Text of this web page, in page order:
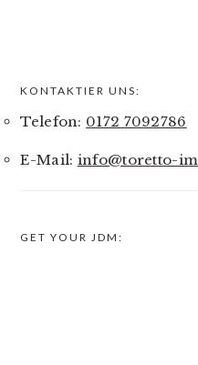
PRIMARY
SIDEBAR
KONTAKTIER UNS:
Telefon: 0172 7092786
E-Mail: info@toretto-
GET YOUR JDM: